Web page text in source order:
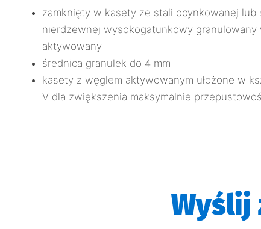
zamknięty w kasety ze stali ocynkowanej lub
nierdzewnej wysokogatunkowy granulowany
aktywowany
średnica granulek do 4 mm
kasety z węglem aktywowanym ułożone w
V dla zwiększenia maksymalnie
Wyślij